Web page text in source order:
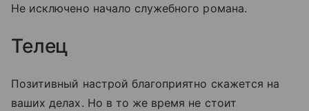
Не исключено начало служебного романа.
Телец
Позитивный настрой благоприятно скажется на
ваших делах. Но в то же время не стоит